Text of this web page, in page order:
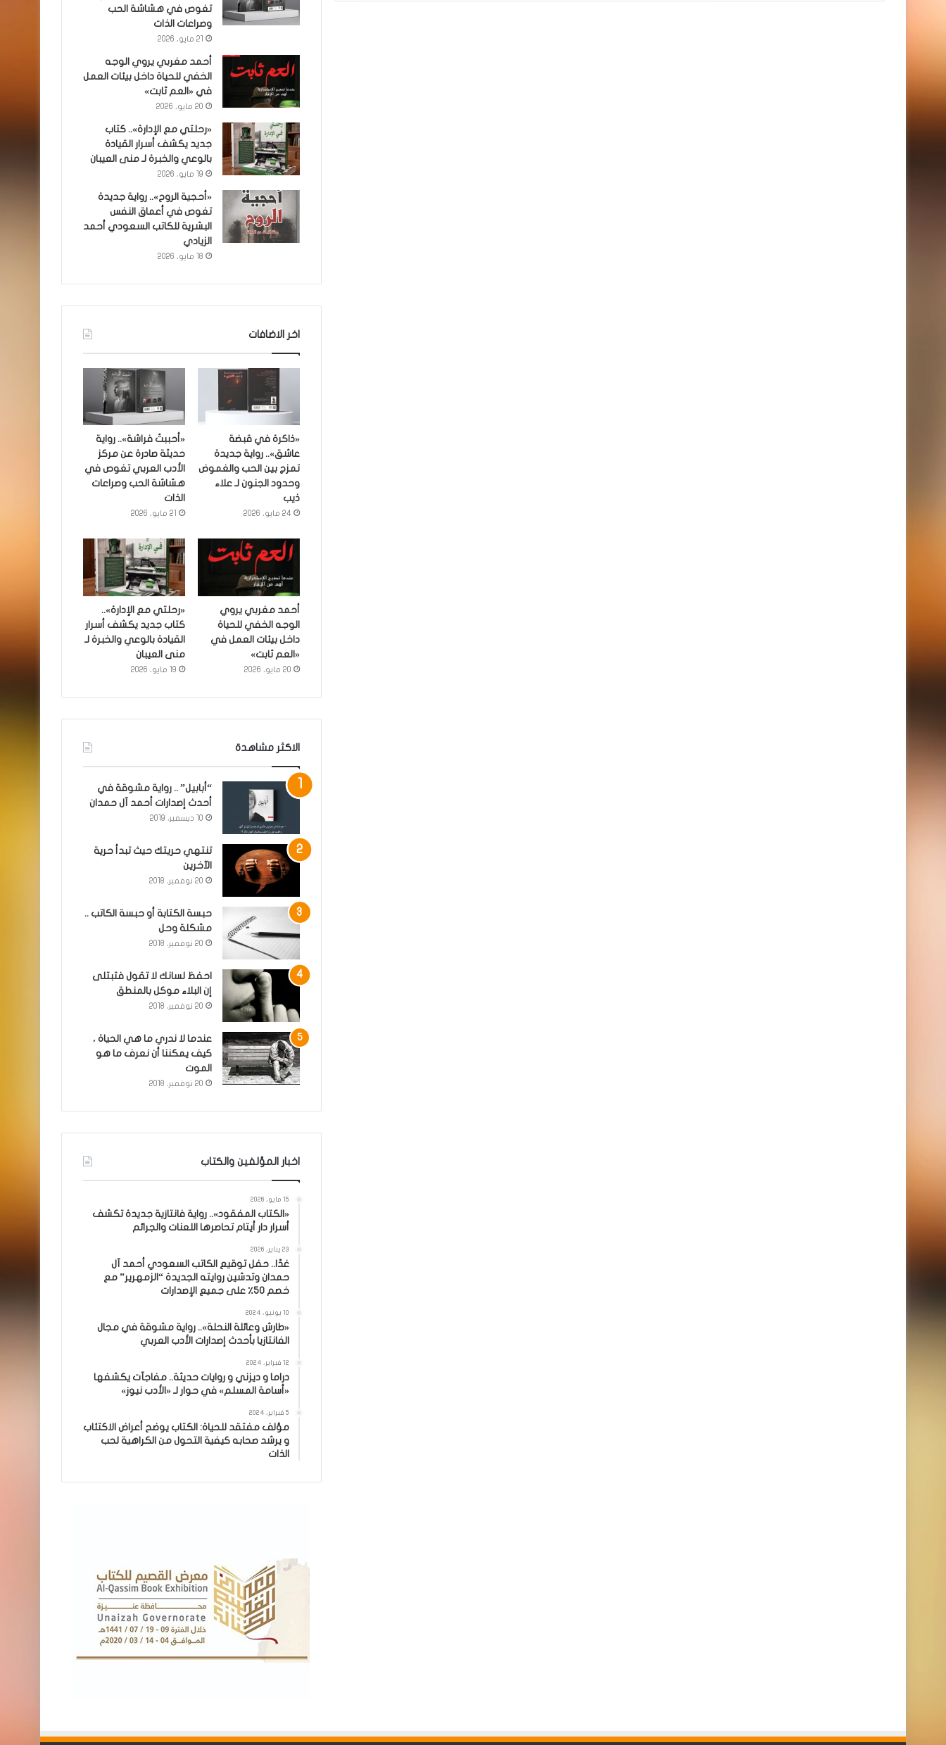
تغوص في هشاشة الحب
وصراعات الذات
21 مايو، 2026
أحمد مغربي يروي الوجه
الخفي للحياة داخل بيئات العمل
في «العم ثابت»
20 مايو، 2026
«رحلتي مع الإدارة».. كتاب
جديد يكشف أسرار القيادة
بالوعي والخبرة لـ منى العيبان
19 مايو، 2026
«أحجية الروح».. رواية جديدة
تغوص في أعماق النفس
البشرية للكاتب السعودي أحمد
الزيادي
18 مايو، 2026
اخر الاضافات
«ذاكرة في قبضة
عاشق».. رواية جديدة
تمزج بين الحب والغموض
وحدود الجنون لـ علاء
ذيب
24 مايو، 2026
«أحببتُ فراشة».. رواية
حديثة صادرة عن مركز
الأدب العربي تغوص في
هشاشة الحب وصراعات
الذات
21 مايو، 2026
أحمد مغربي يروي
الوجه الخفي للحياة
داخل بيئات العمل في
«العم ثابت»
20 مايو، 2026
«رحلتي مع الإدارة»..
كتاب جديد يكشف أسرار
القيادة بالوعي والخبرة لـ
منى العيبان
19 مايو، 2026
الاكثر مشاهدة
“أبابيل” .. رواية مشوقة في
أحدث إصدارات أحمد آل حمدان
10 ديسمبر، 2019
تنتهي حريتك حيث تبدأ حرية
الآخرين
20 نوفمبر، 2018
حبسة الكتابة أو حبسة الكاتب ..
مشكلة وحل
20 نوفمبر، 2018
احفظ لسانك لا تقول فتبتلى
إن البلاء موكل بالمنطق
20 نوفمبر، 2018
عندما لا ندري ما هي الحياة ،
كيف يمكننا أن نعرف ما هو
الموت
20 نوفمبر، 2018
اخبار المؤلفين والكتاب
15 مايو، 2026
«الكتاب المفقود».. رواية فانتازية جديدة تكشف
أسرار دار أيتام تحاصرها اللعنات والجرائم
23 يناير، 2026
غدًا.. حفل توقيع الكاتب السعودي أحمد آل
حمدان وتدشين روايته الجديدة “الزمهرير” مع
خصم 50٪ على جميع الإصدارات
10 يونيو، 2024
«طارش وعائلة النحلة».. رواية مشوقة في مجال
الفانتازيا بأحدث إصدارات الأدب العربي
12 فبراير، 2024
دراما و ديزني و روايات حديثة.. مفاجآت يكشفها
«أسامة المسلم» في حوار لـ «الأدب نيوز»
5 فبراير، 2024
مؤلف مفتقد للحياة: الكتاب يوضح أعراض الاكتئاب
و يرشد صحابه كيفية التحول من الكراهية لحب
الذات